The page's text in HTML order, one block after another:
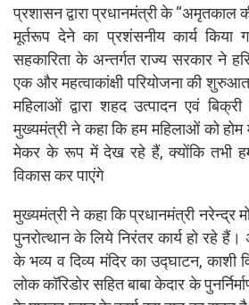
प्रशासन द्वारा प्रधानमंत्री के
मूर्तरूप देने का प्रशंसनीय कार्य किया
सहकारिता के अन्तर्गत राज्य सरकार ने
एक और महत्वाकांक्षी परियोजना की
महिलाओं द्वारा शहद उत्पादन एवं
मुख्यमंत्री ने कहा कि हम महिलाओं को
मेकर के रूप में देख रहे हैं, क्योंकि तभी हम
विकास कर पाएंगे
मुख्यमंत्री ने कहा कि प्रधानमंत्री नरेन्द्र
पुनरोत्थान के लिये निरंतर कार्य हो रहे हैं।
के भव्य व दिव्य मंदिर का उद्घाटन, काशी
लोक कॉरिडोर सहित बाबा केदार के